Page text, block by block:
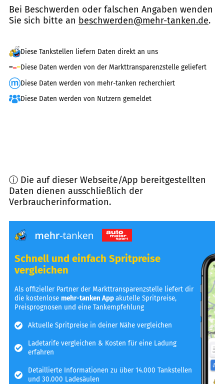
Bei Beschwerden oder falschen Angaben wenden
Sie sich bitte an beschwerden@mehr-tanken.de.
Diese Tankstellen liefern Daten direkt an uns
Diese Daten werden von der Markttransparenzstelle geliefert
Diese Daten werden von mehr-tanken recherchiert
Diese Daten werden von Nutzern gemeldet
ⓘ Die auf dieser Webseite/App bereitgestellten
Daten dienen ausschließlich der
Verbraucherinformation.
Schnell und einfach Spritpreise
vergleichen
Als offizieller Partner der Markttransparenzstelle liefert dir
die kostenlosemehr-tanken Appakutelle Spritpreise,
Preisprognosen und eine Tankempfehlung
Aktuelle Spritpreise in deiner Nähe vergleichen
Ladetarife vergleichen & Kosten für eine Ladung
erfahren
Detaillierte Informationen zu über 14.000 Tankstellen
und 30.000 Ladesäulen